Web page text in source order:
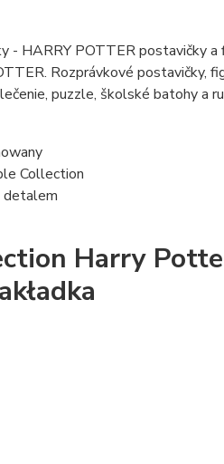
- HARRY POTTER postavičky
Rozprávkové postavičky,
puzzle, školské batohy a
Collection
detalem
Harry